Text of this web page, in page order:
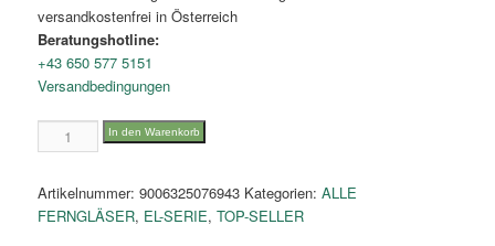
versandkostenfrei in Österreich
Beratungshotline:
+43 650 577 5151
Versandbedingungen
12x50
In den Warenkorb
Artikelnummer:9006325076943 Kategorien:ALLE
FERNGLÄSER, EL-SERIE,TOP-SELLER